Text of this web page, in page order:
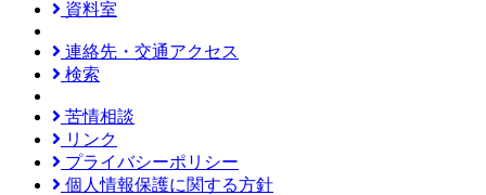
資料室
連絡先・交通アクセス
検索
苦情相談
リンク
プライバシーポリシー
個人情報保護に関する方針